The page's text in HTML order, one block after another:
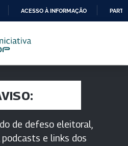
PARA
CONTEÚDO
ACESSO À INFORMAÇÃO
de defeso eleitoral,
podcasts e links dos